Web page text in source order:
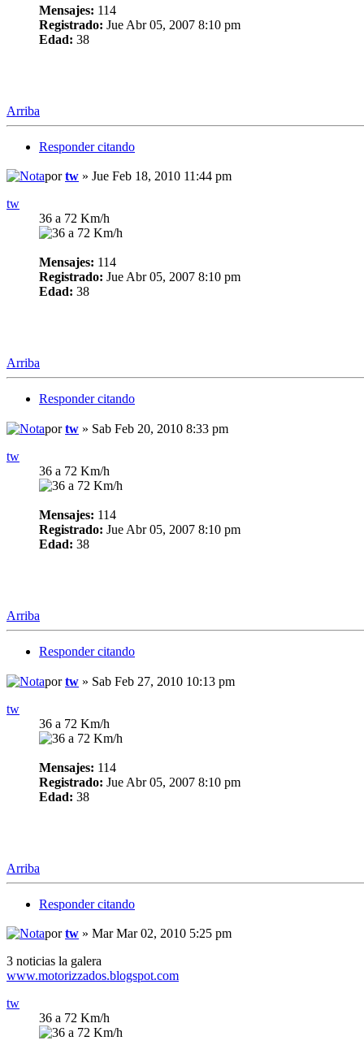
Mensajes: 114
Registrado: Jue Abr 05, 2007 8:10 pm
Edad: 38
Arriba
Responder citando
portw » Jue Feb 18, 2010 11:44 pm
tw
36 a 72 Km/h
Mensajes: 114
Registrado: Jue Abr 05, 2007 8:10 pm
Edad: 38
Arriba
Responder citando
portw » Sab Feb 20, 2010 8:33 pm
tw
36 a 72 Km/h
Mensajes: 114
Registrado: Jue Abr 05, 2007 8:10 pm
Edad: 38
Arriba
Responder citando
portw » Sab Feb 27, 2010 10:13 pm
tw
36 a 72 Km/h
Mensajes: 114
Registrado: Jue Abr 05, 2007 8:10 pm
Edad: 38
Arriba
Responder citando
portw » Mar Mar 02, 2010 5:25 pm
3 noticias la galera
www.motorizzados.blogspot.com
tw
36 a 72 Km/h